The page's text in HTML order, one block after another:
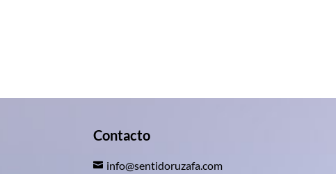
Contacto
 info@sentidoruzafa.com